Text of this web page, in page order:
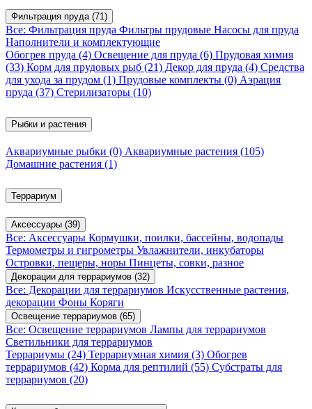
Фильтрация пруда (71)
Все: Фильтрация пруда Фильтры прудовые Насосы для пруда
Наполнители и комплектующие
Обогрев пруда (4) Освещение для пруда (6) Прудовая химия
(33) Корм для прудовых рыб (21) Декор для пруда (4) Средства
для ухода за прудом (1) Прудовые комплекты (0) Аэрация
пруда (37) Стерилизаторы (10)
Рыбки и растения
Аквариумные рыбки (0) Аквариумные растения (105)
Домашние растения (1)
Террариум
Аксессуары (39)
Все: Аксессуары Кормушки, поилки, бассейны, водопады
Термометры и гигрометры Увлажнители, инкубаторы
Островки, пещеры, норы Пинцеты, совки, разное
Декорации для террариумов (32)
Все: Декорации для террариумов Искусственные растения,
декорации Фоны Коряги
Освещение террариумов (65)
Все: Освещение террариумов Лампы для террариумов
Светильники для террариумов
Террариумы (24) Террариумная химия (3) Обогрев
террариумов (42) Корма для рептилий (55) Субстраты для
террариумов (20)